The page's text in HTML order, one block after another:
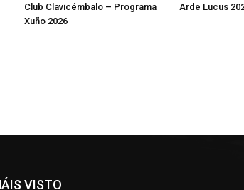
Club Clavicémbalo – Programa
Xuño 2026
Arde Lucus
VISTO